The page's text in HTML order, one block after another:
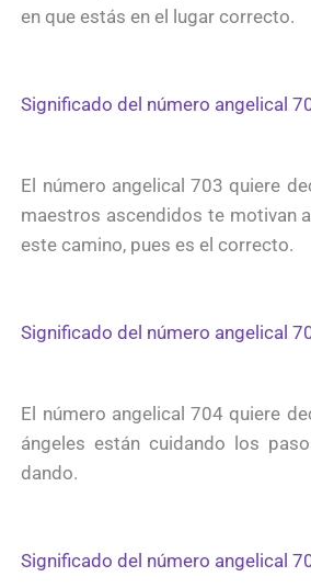
en que estás en el lugar correcto.
Significado del número angelical
El número angelical 703 quiere
maestros ascendidos te motivan
este camino, pues es el correcto.
Significado del número angelical
El número angelical 704 quiere
ángeles están cuidando los
dando.
Significado del número angelical